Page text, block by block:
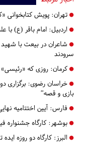
تهران: پویش کتابخوانی
اردبیل: امام باقر (ع) با
شاعران در بیعت با
سرودند
کرمان: روزی که
خراسان رضوی: برگزاری
بازی و قصه”
فارس: آیین اختتامیه
بوشهر: کارگاه جشنواره
البرز: کارگاه دو روزه ایده تا اثر فیلم ۱۰۰